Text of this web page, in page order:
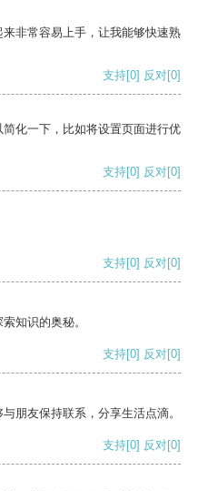
非常容易上手，让我能够快速熟
支持[0] 反对[0]
化一下，比如将设置页面进行优
支持[0] 反对[0]
支持[0] 反对[0]
知识的奥秘。
支持[0] 反对[0]
朋友保持联系，分享生活点滴。
支持[0] 反对[0]